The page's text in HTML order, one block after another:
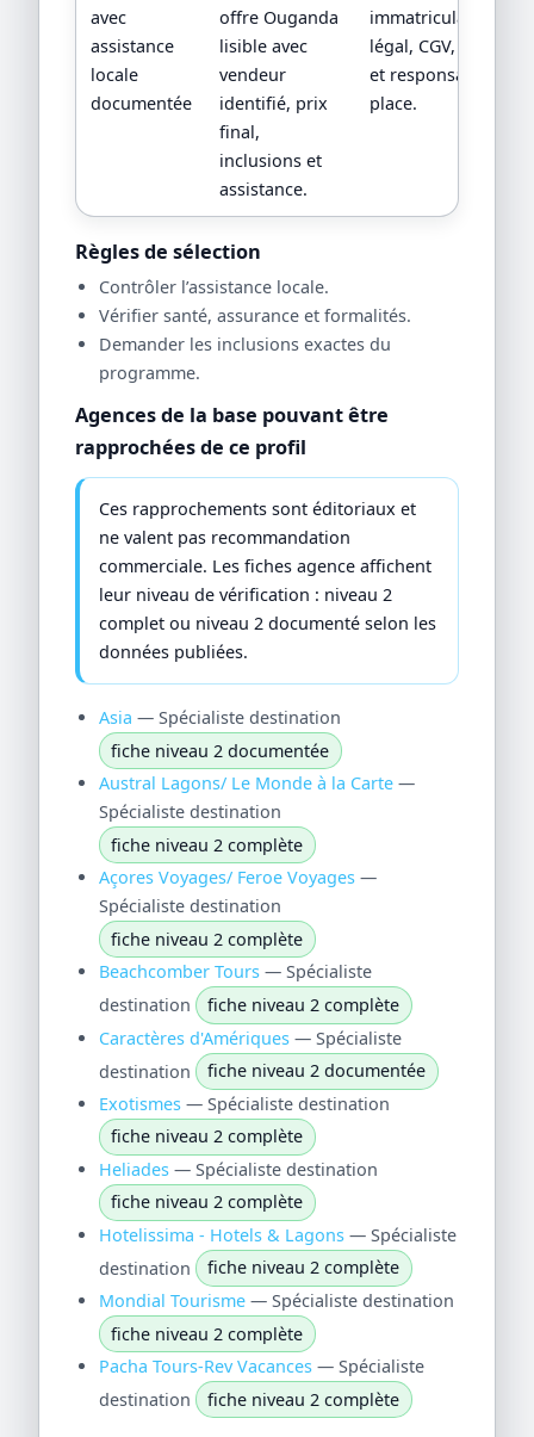
avec
assistance
locale
documentée
offre Ouganda
lisible avec
vendeur
identifié, prix
final,
inclusions et
assistance.
immatriculation/
légal, CGV,
et responsabilité
place.
Règles de sélection
Contrôler l’assistance locale.
Vérifier santé, assurance et formalités.
Demander les inclusions exactes du
programme.
Agences de la base pouvant être
rapprochées de ce profil
Ces rapprochements sont éditoriaux et
ne valent pas recommandation
commerciale. Les fiches agence affichent
leur niveau de vérification : niveau 2
complet ou niveau 2 documenté selon les
données publiées.
Asia — Spécialiste destination
fiche niveau 2 documentée
Austral Lagons/ Le Monde à la Carte—
Spécialiste destination
fiche niveau 2 complète
Açores Voyages/ Feroe Voyages—
Spécialiste destination
fiche niveau 2 complète
Beachcomber Tours— Spécialiste
destination
fiche niveau 2 complète
Caractères d'Amériques— Spécialiste
destination
fiche niveau 2 documentée
Exotismes— Spécialiste destination
fiche niveau 2 complète
Heliades— Spécialiste destination
fiche niveau 2 complète
Hotelissima - Hotels & Lagons— Spécialiste
destination
fiche niveau 2 complète
Mondial Tourisme— Spécialiste destination
fiche niveau 2 complète
Pacha Tours-Rev Vacances— Spécialiste
destination
fiche niveau 2 complète